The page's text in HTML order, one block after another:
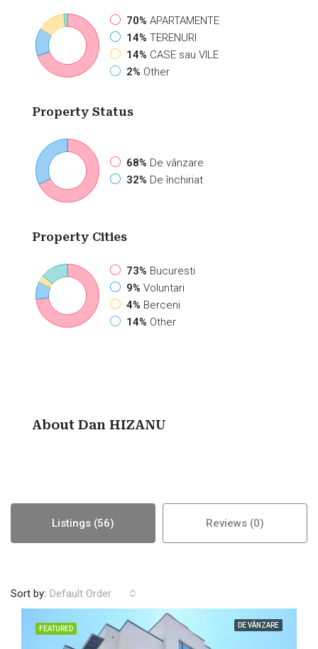
70% APARTAMENTE
14% TERENURI
14% CASE sau VILE
2% Other
Property Status
68% De vânzare
32% De închiriat
Property Cities
73% Bucuresti
9% Voluntari
4% Berceni
14% Other
About Dan HIZANU
Listings (56) Reviews (0)
Sort by: Default Order
FEATURED DE VÂNZARE